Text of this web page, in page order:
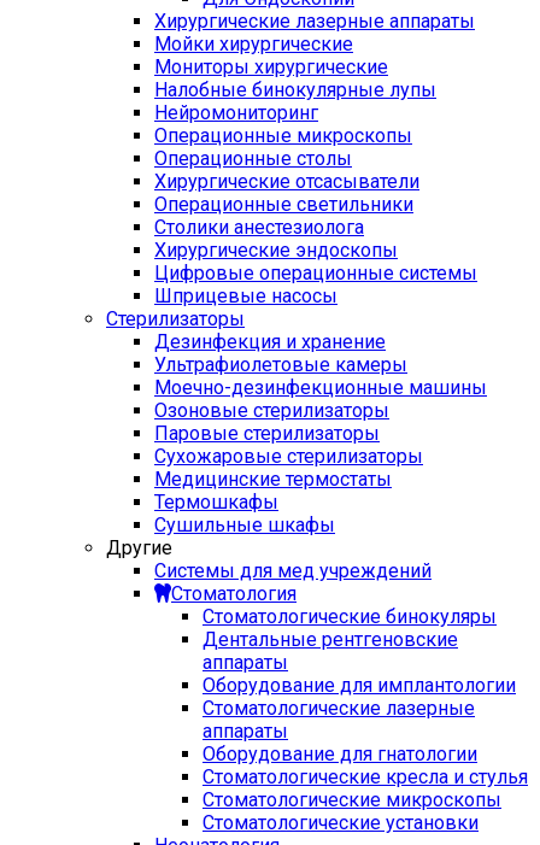
Хирургические лазерные аппараты
Мойки хирургические
Мониторы хирургические
Налобные бинокулярные лупы
Нейромониторинг
Операционные микроскопы
Операционные столы
Хирургические отсасыватели
Операционные светильники
Столики анестезиолога
Хирургические эндоскопы
Цифровые операционные системы
Шприцевые насосы
Стерилизаторы
Дезинфекция и хранение
Ультрафиолетовые камеры
Моечно-дезинфекционные машины
Озоновые стерилизаторы
Паровые стерилизаторы
Сухожаровые стерилизаторы
Медицинские термостаты
Термошкафы
Сушильные шкафы
Другие
Системы для мед учреждений
Стоматология
Стоматологические бинокуляры
Дентальные рентгеновские
аппараты
Оборудование для имплантологии
Стоматологические лазерные
аппараты
Оборудование для гнатологии
Стоматологические кресла и стулья
Стоматологические микроскопы
Стоматологические установки